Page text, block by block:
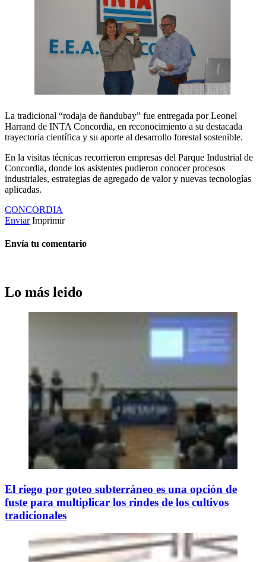
La tradicional “rodaja de ñandubay” fue entregada por Leonel
Harrand de INTA Concordia, en reconocimiento a su destacada
trayectoria científica y su aporte al desarrollo forestal sostenible.
En la visitas técnicas recorrieron empresas del Parque Industrial de
Concordia, donde los asistentes pudieron conocer procesos
industriales, estrategias de agregado de valor y nuevas tecnologías
aplicadas.
CONCORDIA
Enviar Imprimir
Envía tu comentario
Lo más leido
El riego por goteo subterráneo es una opción de
fuste para multiplicar los rindes de los cultivos
tradicionales